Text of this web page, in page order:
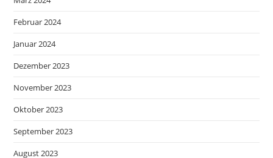
Februar 2024
Januar 2024
Dezember 2023
November 2023
Oktober 2023
September 2023
August 2023